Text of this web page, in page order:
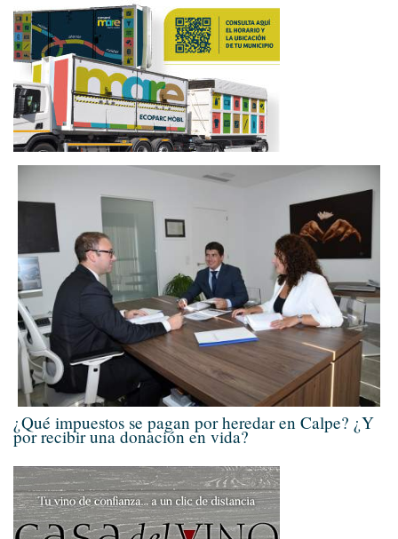
¿Qué impuestos se pagan por heredar en Calpe? ¿Y
por recibir una donación en vida?